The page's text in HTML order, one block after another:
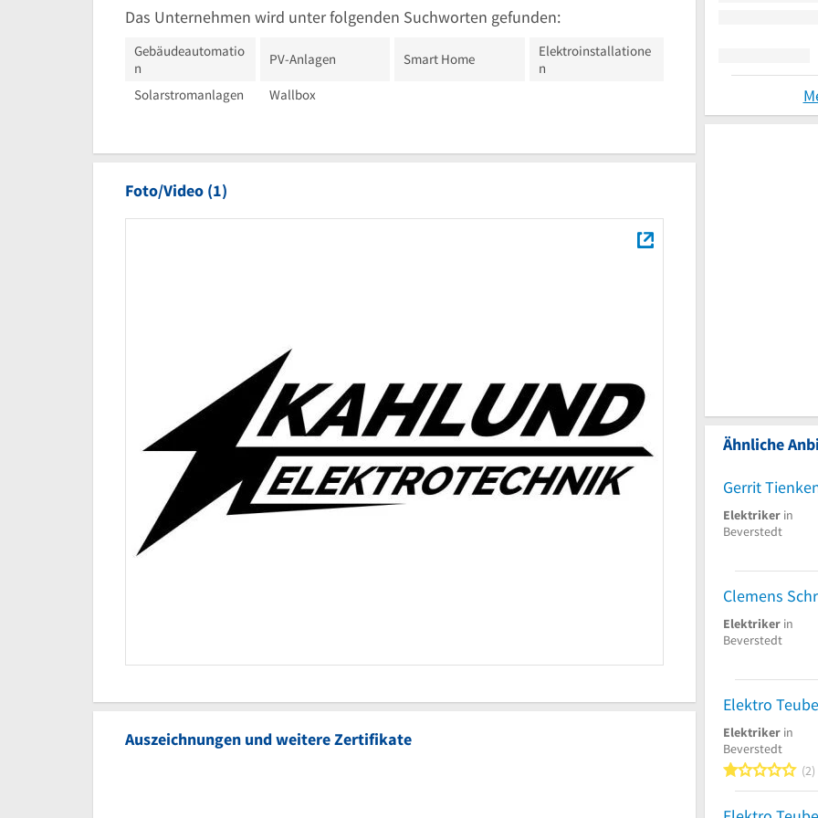
Das Unternehmen wird unter folgenden Suchworten gefunden:
Gebäudeautomatio
n
PV-Anlagen Smart Home
Elektroinstallatione
n
Solarstromanlagen
Wallbox
Foto/Video (1)
Auszeichnungen und weitere Zertifikate
Ähnliche
Gerrit
Elektriker in
Beverstedt
Elektriker in
Beverstedt
Elektro
Elektriker in
Beverstedt
1
2